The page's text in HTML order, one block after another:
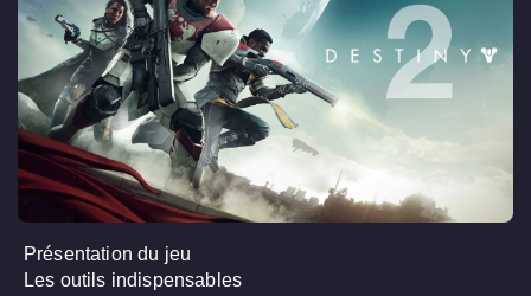
Présentation du jeu
Les outils indispensables